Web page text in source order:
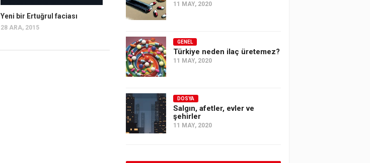
Yeni bir Ertuğrul faciası
28 ARA, 2015
11 MAY, 2020
GENEL
Türkiye neden ilaç üretemez?
11 MAY, 2020
DOSYA
Salgın, afetler, evler ve
şehirler
11 MAY, 2020